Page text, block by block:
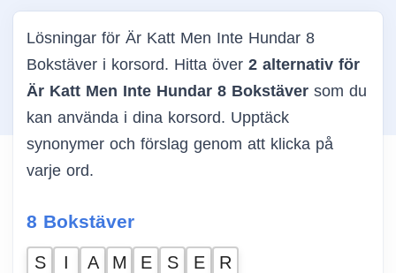
Lösningar för Är Katt Men Inte Hundar 8
Bokstäver i korsord. Hitta över 2 alternativ för
Är Katt Men Inte Hundar 8 Bokstäver som du
kan använda i dina korsord. Upptäck
synonymer och förslag genom att klicka på
varje ord.
8 Bokstäver
S I A M E S E R